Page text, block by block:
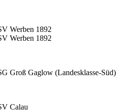
Werben 1892
Werben 1892
Groß Gaglow (Landesklasse-Süd)
Calau